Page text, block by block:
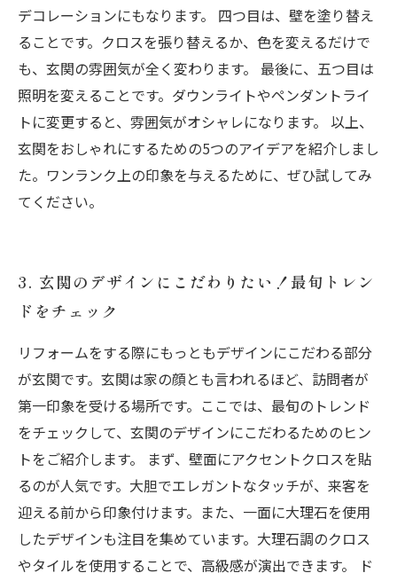
デコレーションにもなります。 四つ目は、壁を塗り替え
ることです。クロスを張り替えるか、色を変えるだけで
も、玄関の雰囲気が全く変わります。 最後に、五つ目は
照明を変えることです。ダウンライトやペンダントライ
トに変更すると、雰囲気がオシャレになります。 以上、
玄関をおしゃれにするための5つのアイデアを紹介しまし
た。ワンランク上の印象を与えるために、ぜひ試してみ
てください。
3. 玄関のデザインにこだわりたい！最旬トレン
ドをチェック
リフォームをする際にもっともデザインにこだわる部分
が玄関です。玄関は家の顔とも言われるほど、訪問者が
第一印象を受ける場所です。ここでは、最旬のトレンド
をチェックして、玄関のデザインにこだわるためのヒン
トをご紹介します。 まず、壁面にアクセントクロスを貼
るのが人気です。大胆でエレガントなタッチが、来客を
迎える前から印象付けます。また、一面に大理石を使用
したデザインも注目を集めています。大理石調のクロス
やタイルを使用することで、高級感が演出できます。 ド